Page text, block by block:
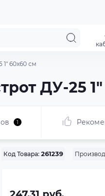
60x60 см
ДУ-25
1
Код Товара: 261239